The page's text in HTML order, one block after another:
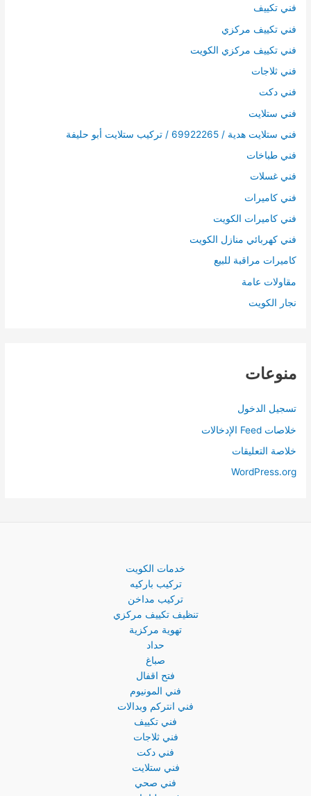
فني تكييف
فني تكييف مركزي
فني تكييف مركزي الكويت
فني ثلاجات
فني دكت
فني ستلايت
فني ستلايت هدية / 69922265 / تركيب ستلايت أبو حليفة
فني طباخات
فني غسلات
فني كاميرات
فني كاميرات الكويت
فني كهربائي منازل الكويت
كاميرات مراقبة للبيع
مقاولات عامة
نجار الكويت
منوعات
تسجيل الدخول
خلاصات Feed الإدخالات
خلاصة التعليقات
WordPress.org
خدمات الكويت
تركيب باركيه
تركيب مداخن
تنظيف تكييف مركزي
تهوية مركزية
حداد
صباغ
فتح اقفال
فني المونيوم
فني انتركم وبدالات
فني تكييف
فني ثلاجات
فني دكت
فني ستلايت
فني صحي